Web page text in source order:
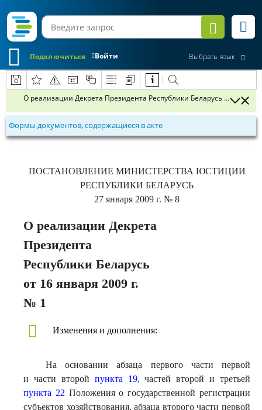
Войти
Подключиться Выбрать язык
О реализации Декрета Президента Республики Беларусь от 16
Формы документов, содержащиеся в акте
ПОСТАНОВЛЕНИЕ МИНИСТЕРСТВА ЮСТИЦИИ
РЕСПУБЛИКИ БЕЛАРУСЬ
27 января 2009 г. № 8
О реализации Декрета
Президента
Республики Беларусь
от 16 января 2009 г.
№ 1
Изменения и дополнения:
На основании абзаца первого части первой
и части второй пункта 19, частей второй и третьей
пункта 22 Положения о государственной регистрации
субъектов хозяйствования, абзаца второго части первой